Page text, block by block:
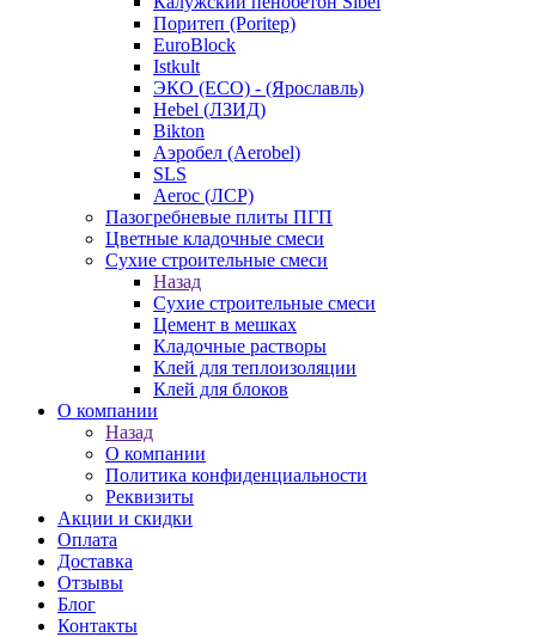
Поритеп (Poritep)
EuroBlock
Istkult
ЭКО (ECO) - (Ярославль)
Hebel (ЛЗИД)
Bikton
Аэробел (Aerobel)
SLS
Aeroc (ЛСР)
Пазогребневые плиты ПГП
Цветные кладочные смеси
Сухие строительные смеси
Назад
Сухие строительные смеси
Цемент в мешках
Кладочные растворы
Клей для теплоизоляции
Клей для блоков
О компании
Назад
О компании
Политика конфиденциальности
Реквизиты
Акции и скидки
Оплата
Доставка
Отзывы
Блог
Контакты